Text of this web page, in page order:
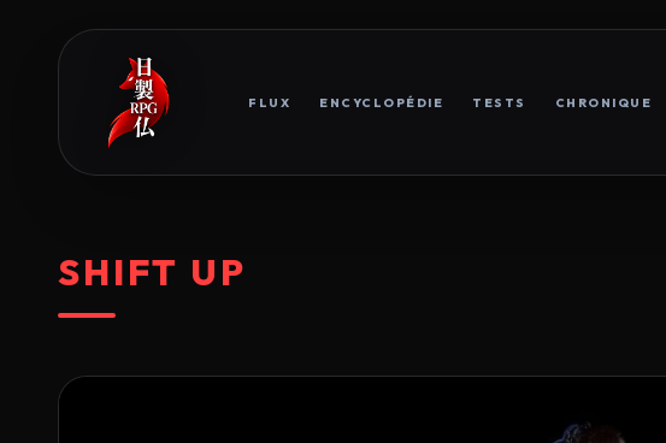
FLUX ENCYCLOPÉDIE TESTS CHRONIQUE
SHIFT UP